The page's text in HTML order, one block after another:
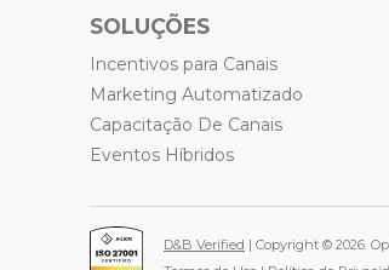
SOLUÇÕES
Incentivos para Canais
Marketing Automatizado
Capacitação De Canais
Eventos Híbridos
D&B Verified | Copyright © 2026.